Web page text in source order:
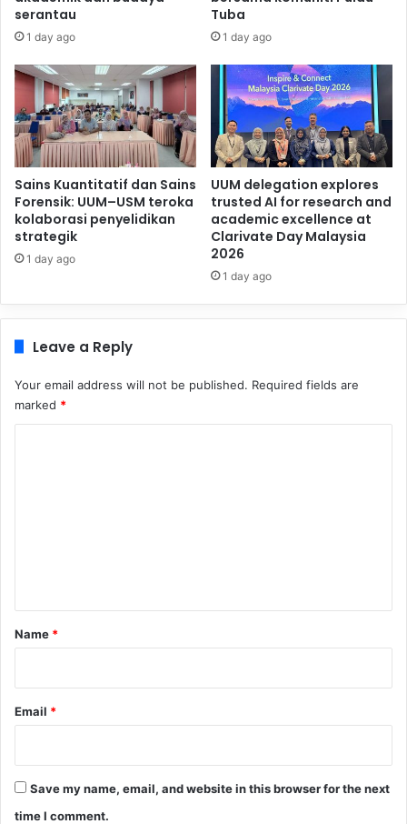
serantau
1 day ago
Tuba
1 day ago
Sains Kuantitatif dan Sains
Forensik: UUM–USM teroka
kolaborasi penyelidikan
strategik
1 day ago
UUM delegation explores
trusted AI for research and
academic excellence at
Clarivate Day Malaysia
2026
1 day ago
Leave a Reply
Your email address will not be published. Required fields are
marked *
*
Name *
Email *
Save my name, email, and website in this browser for the next
time I comment.